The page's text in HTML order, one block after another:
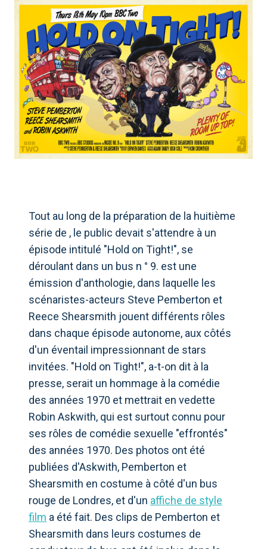
Tout au long de la préparation de la huitième
série de , le public devait s'attendre à un
épisode intitulé "Hold on Tight!", se
déroulant dans un bus n ° 9. est une
émission d'anthologie, dans laquelle les
scénaristes-acteurs Steve Pemberton et
Reece Shearsmith jouent différents rôles
dans chaque épisode autonome, aux côtés
d'un éventail impressionnant de stars
invitées. "Hold on Tight!", a-t-on dit à la
presse, serait un hommage à la comédie
des années 1970 et mettrait en vedette
Robin Askwith, qui est surtout connu pour
ses rôles de comédie sexuelle "effrontés"
des années 1970. Des photos ont été
publiées d'Askwith, Pemberton et
Shearsmith en costume à côté d'un bus
rouge de Londres, et d'un affiche de style
film a été fait. Des clips de Pemberton et
Shearsmith dans leurs costumes de